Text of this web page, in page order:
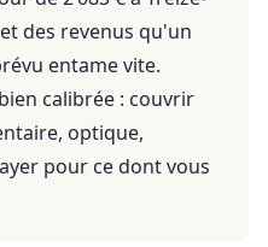
des revenus qu'un
entame vite.
calibrée : couvrir
optique,
pour ce dont vous